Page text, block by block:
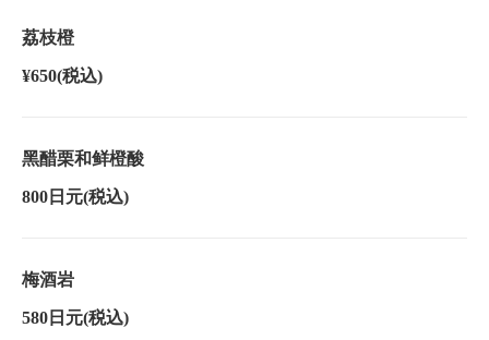
荔枝橙
¥650(税込)
黑醋栗和鲜橙酸
800日元(税込)
梅酒岩
580日元(税込)